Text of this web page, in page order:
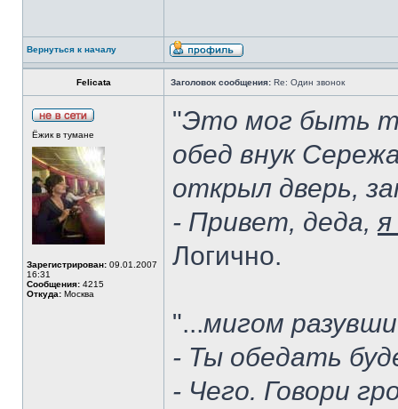
Вернуться к началу
Felicata Заголовок сообщения: Re: Один звонок
Ёжик в тумане
Зарегистрирован: 09.01.2007
16:31
Сообщения: 4215
Откуда: Москва
"Это мог быть
обед внук
открыл дверь,
- Привет, деда, я
Логично.
"...мигом
- Ты обедать
- Чего. Говори